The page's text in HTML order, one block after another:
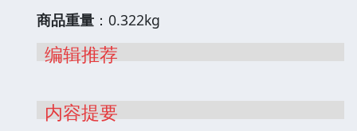
商品重量 ：0.322kg
编辑推荐
内容提要